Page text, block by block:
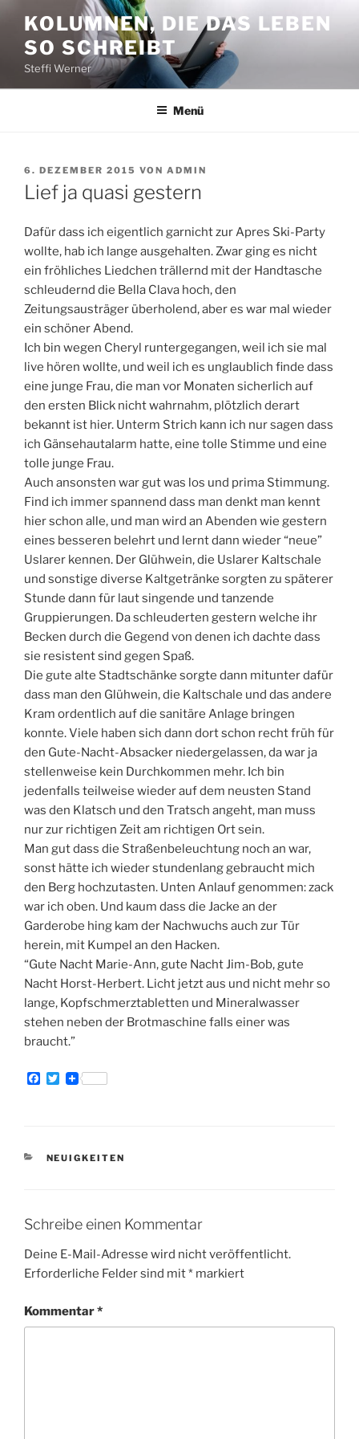
Inhalt
springen
KOLUMNEN, DIE DAS LEBEN
SO SCHREIBT
Steffi Werner
Menü
VERÖFFENTLICHT
AM
6. DEZEMBER 2015 VON ADMIN
Lief ja quasi gestern
Dafür dass ich eigentlich garnicht zur Apres Ski-Party
wollte, hab ich lange ausgehalten. Zwar ging es nicht
ein fröhliches Liedchen trällernd mit der Handtasche
schleudernd die Bella Clava hoch, den
Zeitungsausträger überholend, aber es war mal wieder
ein schöner Abend.
Ich bin wegen Cheryl runtergegangen, weil ich sie mal
live hören wollte, und weil ich es unglaublich finde dass
eine junge Frau, die man vor Monaten sicherlich auf
den ersten Blick nicht wahrnahm, plötzlich derart
bekannt ist hier. Unterm Strich kann ich nur sagen dass
ich Gänsehautalarm hatte, eine tolle Stimme und eine
tolle junge Frau.
Auch ansonsten war gut was los und prima Stimmung.
Find ich immer spannend dass man denkt man kennt
hier schon alle, und man wird an Abenden wie gestern
eines besseren belehrt und lernt dann wieder “neue”
Uslarer kennen. Der Glühwein, die Uslarer Kaltschale
und sonstige diverse Kaltgetränke sorgten zu späterer
Stunde dann für laut singende und tanzende
Gruppierungen. Da schleuderten gestern welche ihr
Becken durch die Gegend von denen ich dachte dass
sie resistent sind gegen Spaß.
Die gute alte Stadtschänke sorgte dann mitunter dafür
dass man den Glühwein, die Kaltschale und das andere
Kram ordentlich auf die sanitäre Anlage bringen
konnte. Viele haben sich dann dort schon recht früh für
den Gute-Nacht-Absacker niedergelassen, da war ja
stellenweise kein Durchkommen mehr. Ich bin
jedenfalls teilweise wieder auf dem neusten Stand
was den Klatsch und den Tratsch angeht, man muss
nur zur richtigen Zeit am richtigen Ort sein.
Man gut dass die Straßenbeleuchtung noch an war,
sonst hätte ich wieder stundenlang gebraucht mich
den Berg hochzutasten. Unten Anlauf genommen: zack
war ich oben. Und kaum dass die Jacke an der
Garderobe hing kam der Nachwuchs auch zur Tür
herein, mit Kumpel an den Hacken.
“Gute Nacht Marie-Ann, gute Nacht Jim-Bob, gute
Nacht Horst-Herbert. Licht jetzt aus und nicht mehr so
lange, Kopfschmerztabletten und Mineralwasser
stehen neben der Brotmaschine falls einer was
braucht.”
F
o
T
r
KATEGORIEN
NEUIGKEITEN
Schreibe einen Kommentar
Deine E-Mail-Adresse wird nicht veröffentlicht.
Erforderliche Felder sind mit* markiert
Kommentar*